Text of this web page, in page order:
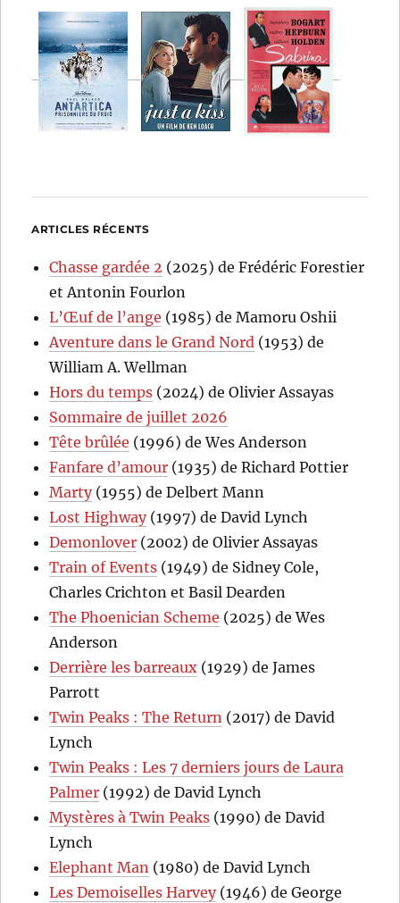
ARTICLES RÉCENTS
Chasse gardée 2 (2025) de Frédéric Forestier
et Antonin Fourlon
L’Œuf de l’ange (1985) de Mamoru Oshii
Aventure dans le Grand Nord (1953) de
William A. Wellman
Hors du temps (2024) de Olivier Assayas
Sommaire de juillet 2026
Tête brûlée (1996) de Wes Anderson
Fanfare d’amour (1935) de Richard Pottier
Marty(1955) de Delbert Mann
Lost Highway(1997) de David Lynch
Demonlover (2002) de Olivier Assayas
Train of Events (1949) de Sidney Cole,
Charles Crichton et Basil Dearden
The Phoenician Scheme (2025) de Wes
Anderson
Derrière les barreaux (1929) de James
Parrott
Twin Peaks : The Return (2017) de David
Lynch
Twin Peaks : Les 7 derniers jours de Laura
Palmer (1992) de David Lynch
Mystères à Twin Peaks (1990) de David
Lynch
Elephant Man (1980) de David Lynch
Les Demoiselles Harvey(1946) de George